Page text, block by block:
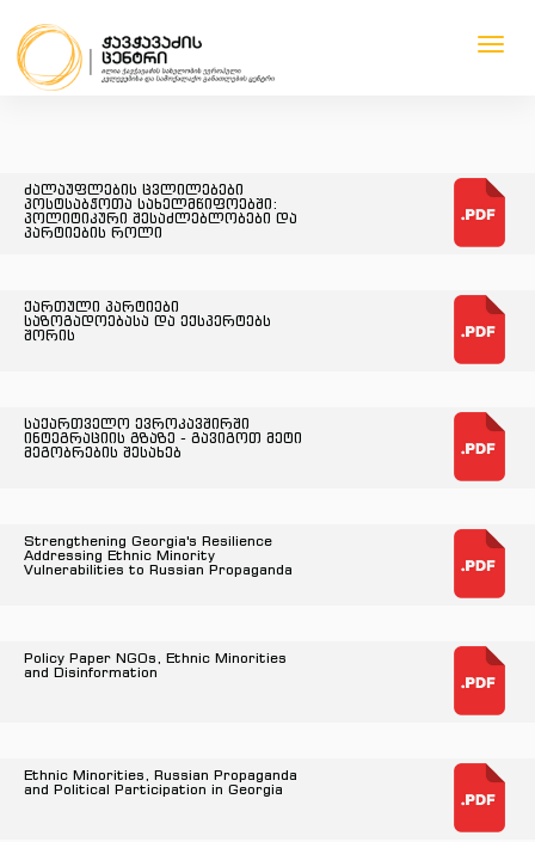
ძალაუფლების ცვლილებები
პოსტსაბჭოთა სახელმწიფოებში:
პოლიტიკური შესაძლებლობები და
პარტიების როლი
ქართული პარტიები
საზოგადოებასა და ექსპერტებს
შორის
საქართველო ევროკავშირში
ინტეგრაციის გზაზე - გავიგოთ მეტი
მეგობრების შესახებ
Strengthening Georgia's Resilience
Addressing Ethnic Minority
Vulnerabilities to Russian Propaganda
Policy Paper NGOs, Ethnic Minorities
and Disinformation
Ethnic Minorities, Russian Propaganda
and Political Participation in Georgia